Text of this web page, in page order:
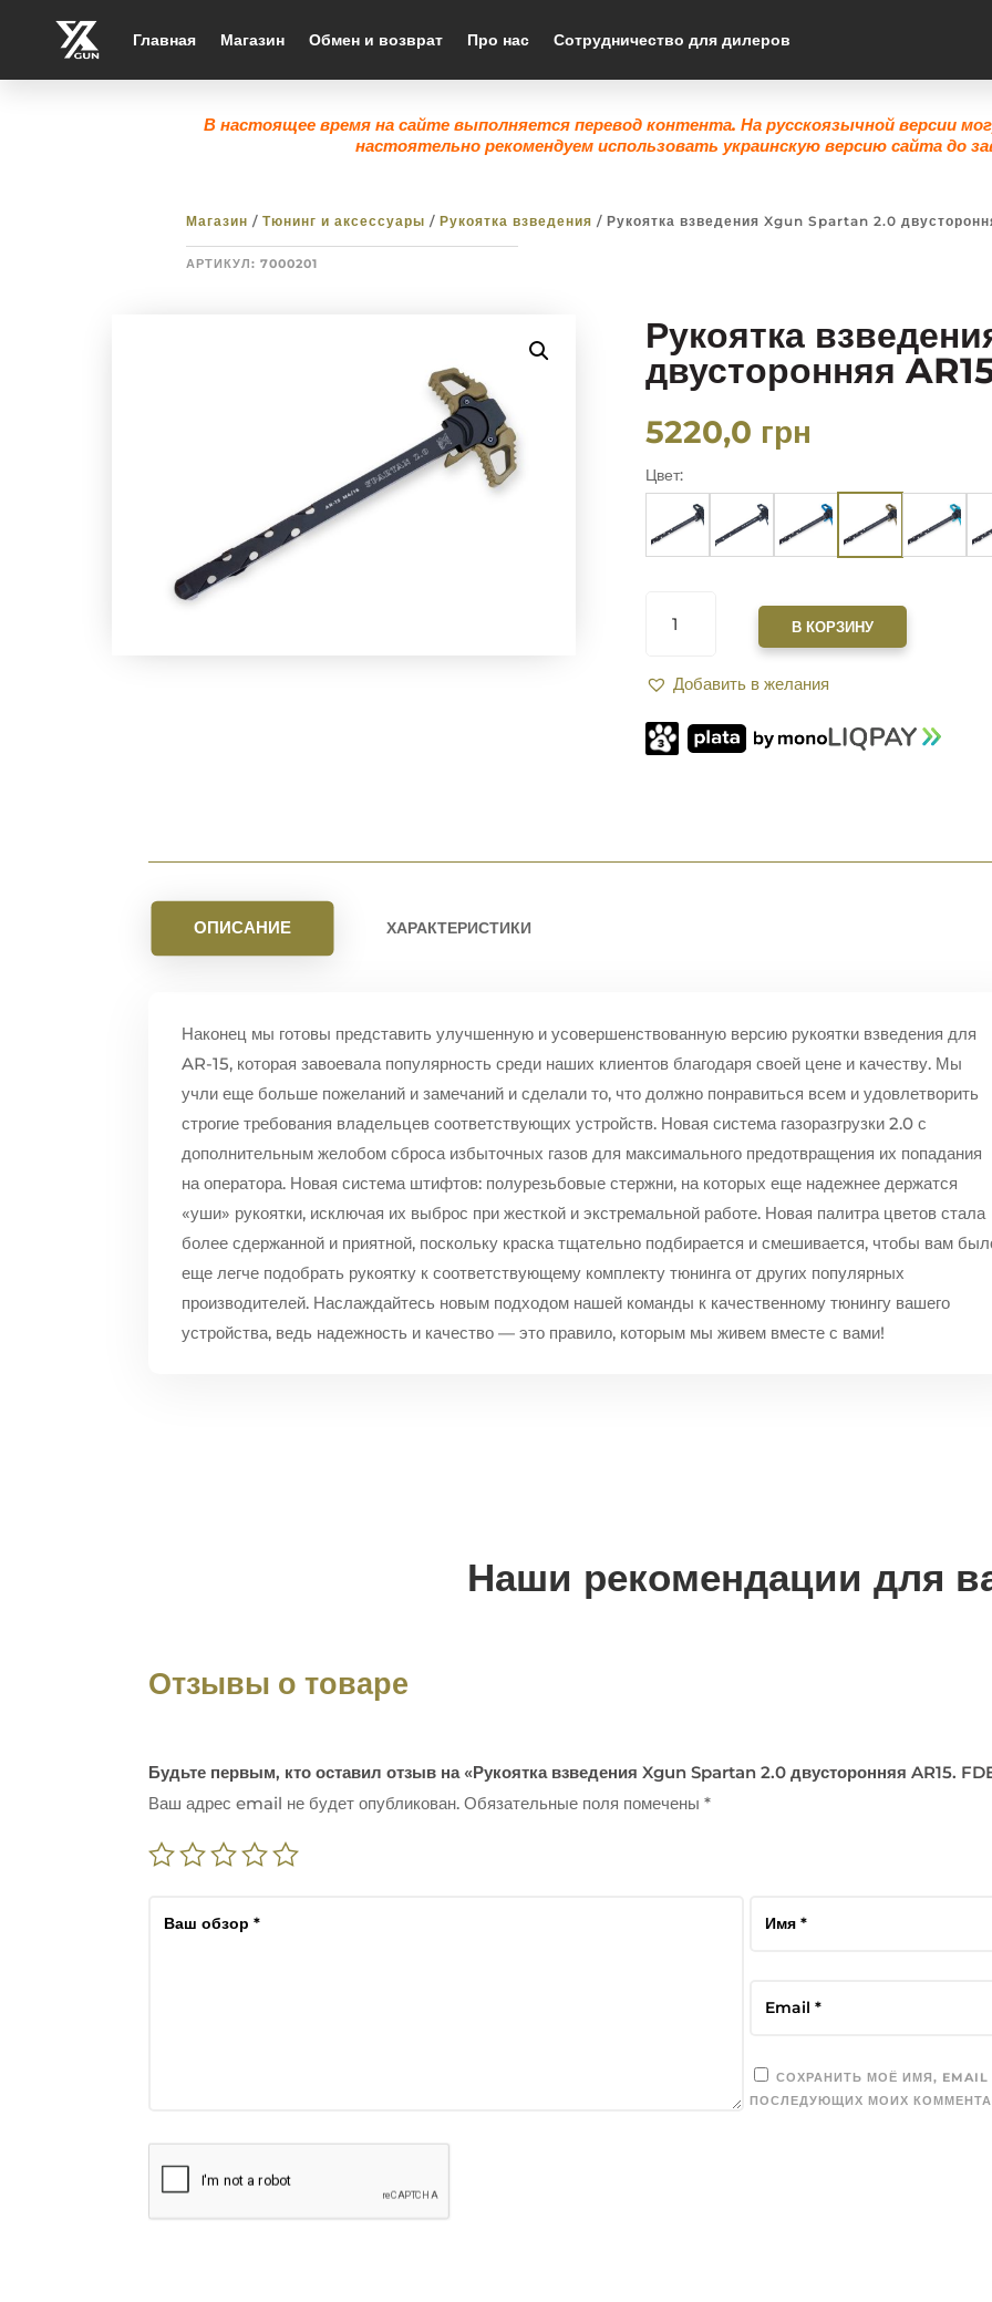
Главная Магазин Обмен и возврат Про нас Сотрудничество для дилеров
В настоящее время на сайте выполняется перевод контента. На русскоязычной версии
настоятельно рекомендуем использовать украинскую версию сайта до
Магазин / Тюнинг и аксессуары / Рукоятка взведения / Рукоятка взведения Xgun Spartan 2.0
АРТИКУЛ: 7000201
Рукоятка
двусторонняя
5220,0 грн
Цвет:
ТОВАРА
XGUN
2.0
ДВУСТОРОННЯЯ
В КОРЗИНУ
Добавить в желания
ОПИСАНИЕ ХАРАКТЕРИСТИКИ
Наконец мы готовы представить улучшенную и усовершенствованную версию рукоятки взведения для
AR-15, которая завоевала популярность среди наших клиентов благодаря своей цене и качеству. Мы
учли еще больше пожеланий и замечаний и сделали то, что должно понравиться всем и удовлетворить
строгие требования владельцев соответствующих устройств. Новая система газоразгрузки 2.0 с
дополнительным желобом сброса избыточных газов для максимального предотвращения их попадания
на оператора. Новая система штифтов: полурезьбовые стержни, на которых еще надежнее держатся
«уши» рукоятки, исключая их выброс при жесткой и экстремальной работе. Новая палитра цветов стала
более сдержанной и приятной, поскольку краска тщательно подбирается и смешивается, чтобы вам
еще легче подобрать рукоятку к соответствующему комплекту тюнинга от других популярных
производителей. Наслаждайтесь новым подходом нашей команды к качественному тюнингу вашего
устройства, ведь надежность и качество — это правило, которым мы живем вместе с вами!
Наши рекомендации для
Отзывы о товаре
Будьте первым, кто оставил отзыв на «Рукоятка взведения Xgun Spartan 2.0 двусторонняя AR15.
Ваш адрес email не будет опубликован. Обязательные поля помечены*
СОХРАНИТЬ МОЁ ИМЯ,
ПОСЛЕДУЮЩИХ МОИХ